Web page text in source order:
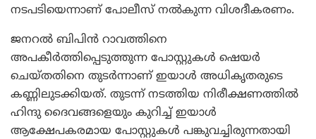
നടപടിയെന്നാണ് പോലീസ് നല്‍കുന്ന വിശദീകരണം.
ജനറല്‍ ബിപിന്‍ റാവത്തിനെ
അപകീര്‍ത്തിപ്പെടുത്തുന്ന പോസ്റ്റുകള്‍ ഷെയര്‍
ചെയ്തതിനെ തുടര്‍ന്നാണ് ഇയാള്‍ അധികൃതരുടെ
കണ്ണിലുടക്കിയത്. തുടന്ന് നടത്തിയ നിരീക്ഷണത്തില്‍
ഹിന്ദു ദൈവങ്ങളെയും കുറിച്ച് ഇയാള്‍
ആക്ഷേപകരമായ പോസ്റ്റുകള്‍ പങ്കുവച്ചിരുന്നതായി